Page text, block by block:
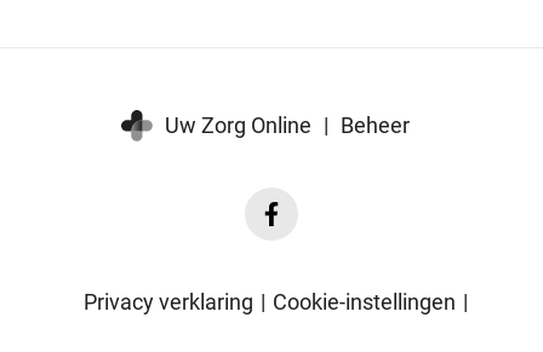
Uw Zorg Online | Beheer
Facebook
Privacy verklaring | Cookie-instellingen |